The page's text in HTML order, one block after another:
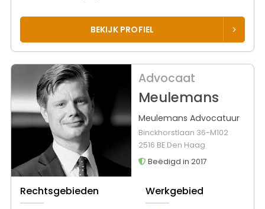
BEKIJK PROFIEL
Advocaat
Meulemans
Meulemans Advocatuur
Binckhorstlaan 36-M102
2516 BE Den Haag
Beëdigd in 2017
Rechtsgebieden Werkgebied